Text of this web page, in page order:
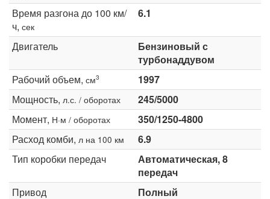
Время разгона до 100 км/
ч, сек
6.1
Двигатель
Бензиновый с
турбонаддувом
Рабочий объем, см3
1997
Мощность, л.с. / оборотах
245/5000
Момент, Н·м / оборотах
350/1250-4800
Расход комби, л на 100 км
6.9
Тип коробки передач
Автоматическая, 8
передач
Привод
Полный